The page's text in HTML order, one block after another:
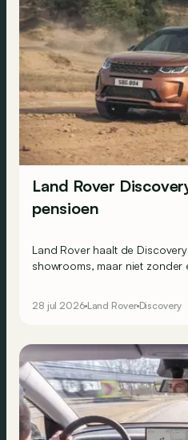
Land Rover
pensioen
Land Rover haalt de
showrooms, maar niet zonder
28 jul 2026 Land Rover Discovery